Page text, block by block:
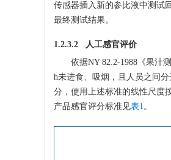
传感器插入新的参比液中测试
最终测试结果。
1.2.3.2 人工感官评价
依据NY 82.2-1988《果汁
h未进食、吸烟，且人员之间
分，使用上述标准的线性尺度
产品感官评分标准见表1。